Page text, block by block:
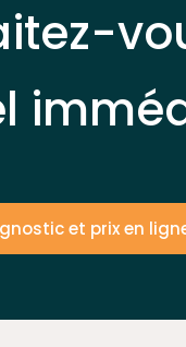
et prix en